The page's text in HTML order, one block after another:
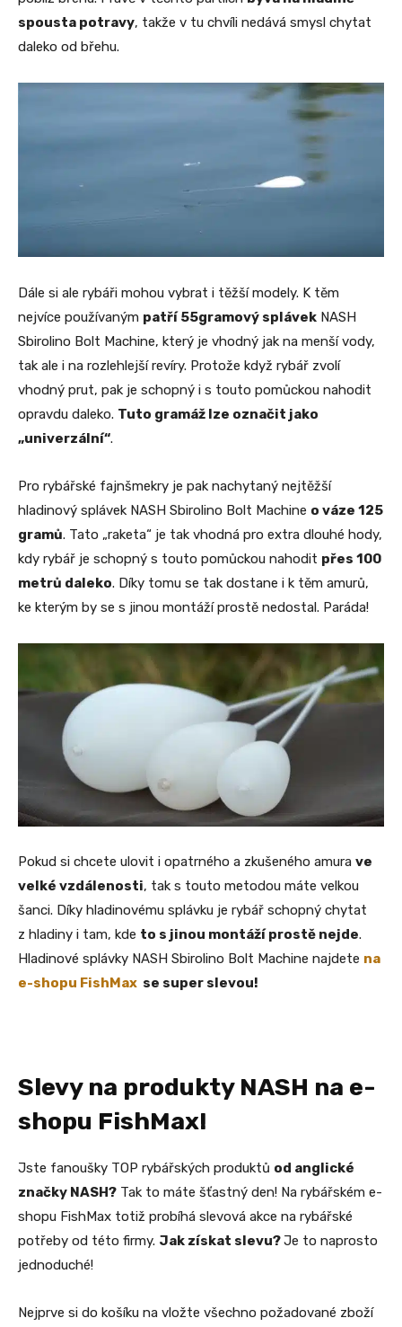
spousta potravy, takže v tu chvíli nedává smysl chytat
daleko od břehu.
Dále si ale rybáři mohou vybrat i těžší modely. K těm
nejvíce používaným patří 55gramový splávek NASH
Sbirolino Bolt Machine, který je vhodný jak na menší vody,
tak ale i na rozlehlejší revíry. Protože když rybář zvolí
vhodný prut, pak je schopný i s touto pomůckou nahodit
opravdu daleko. Tuto gramáž lze označit jako
„univerzální“.
Pro rybářské fajnšmekry je pak nachytaný nejtěžší
hladinový splávek NASH Sbirolino Bolt Machine o váze 125
gramů. Tato „raketa“ je tak vhodná pro extra dlouhé hody,
kdy rybář je schopný s touto pomůckou nahodit přes 100
metrů daleko. Díky tomu se tak dostane i k těm amurů,
ke kterým by se s jinou montáží prostě nedostal. Paráda!
Pokud si chcete ulovit i opatrného a zkušeného amura ve
velké vzdálenosti, tak s touto metodou máte velkou
šanci. Díky hladinovému splávku je rybář schopný chytat
z hladiny i tam, kde to s jinou montáží prostě nejde.
Hladinové splávky NASH Sbirolino Bolt Machine najdete na
e-shopu FishMax se super slevou!
Slevy na produkty NASH na e-
shopu FishMax!
Jste fanoušky TOP rybářských produktů od anglické
značky NASH? Tak to máte šťastný den! Na rybářském e-
shopu FishMax totiž probíhá slevová akce na rybářské
potřeby od této firmy. Jak získat slevu?Je to naprosto
jednoduché!
Nejprve si do košíku na vložte všechno požadované zboží